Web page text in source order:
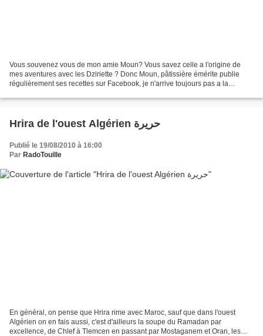
Vous souvenez vous de mon amie Moun? Vous savez celle a l'origine de
mes aventures avec les Dziriette ? Donc Moun, pâtissière émérite publie
régulièrement ses recettes sur Facebook, je n'arrive toujours pas a la
Hrira de l'ouest Algérien حريرة
Publié le 19/08/2010 à 16:00
Par RadoTouille
En général, on pense que Hrira rime avec Maroc, sauf que dans l'ouest
Algérien on en fais aussi, c'est d'ailleurs la soupe du Ramadan par
excellence, de Chlef à Tlemcen en passant par Mostaganem et Oran, les